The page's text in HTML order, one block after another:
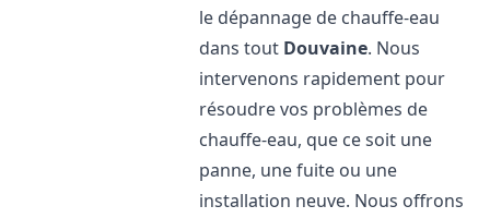
le dépannage de chauffe-eau
dans tout Douvaine. Nous
intervenons rapidement pour
résoudre vos problèmes de
chauffe-eau, que ce soit une
panne, une fuite ou une
installation neuve. Nous offrons